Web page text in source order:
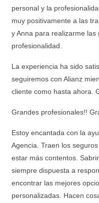
personal y la
muy positivamente a las
y Anna para realizarme las
profesionalidad.
La experiencia ha sido
seguiremos con Alianz
cliente como hasta ahora.
Grandes profesionales!!
Estoy encantada con la
Agencia. Traen los
estar más contentos.
siempre dispuesta a
encontrar las mejores
personalizadas. Hacen